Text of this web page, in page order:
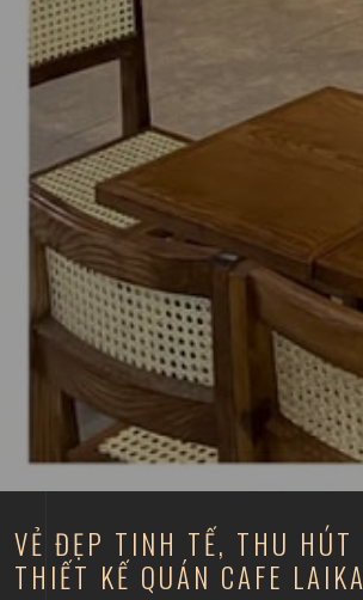
VẺ ĐẸP TINH TẾ, THU HÚT
THIẾT KẾ QUÁN CAFE LAIKA